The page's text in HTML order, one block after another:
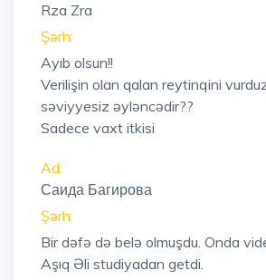
Rza Zra
Şərh:
Ayıb olsun!!
Verilişin olan qalan reytinqini
səviyyesiz əyləncədir??
Sadece vaxt itkisi
Ad:
Саида Багирова
Şərh:
Bir dəfə də belə olmuşdu. Onda
Aşıq Əli studiyadan getdi.